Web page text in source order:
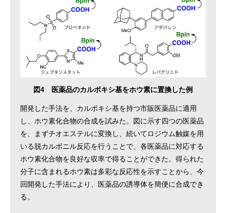
図4 医薬品のカルボキシ基をホウ素に置換した例
開発した手法を、カルボキシ基を持つ市販医薬品に適用
し、ホウ素化合物の合成を試みた。図に示す四つの医薬品
を、まずチオエステルに変換し、続いてロジウム触媒を用
いる脱カルボニル反応を行うことで、各医薬品に対応する
ホウ素化合物を良好な収率で得ることができた。得られた
分子に含まれるホウ素は多彩な反応性を示すことから、今
回開発した手法により、医薬品の誘導体を簡便に合成でき
る。